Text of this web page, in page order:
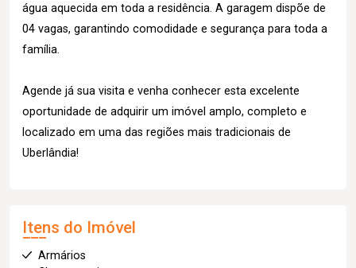
água aquecida em toda a residência. A garagem dispõe de
04 vagas, garantindo comodidade e segurança para toda a
família.
Agende já sua visita e venha conhecer esta excelente
oportunidade de adquirir um imóvel amplo, completo e
localizado em uma das regiões mais tradicionais de
Uberlândia!
Itens do Imóvel
Armários